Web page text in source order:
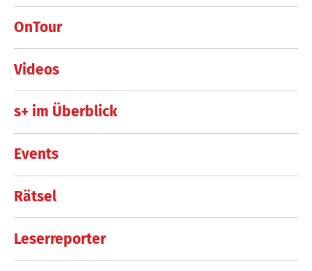
OnTour
Videos
s+ im Überblick
Events
Rätsel
Leserreporter